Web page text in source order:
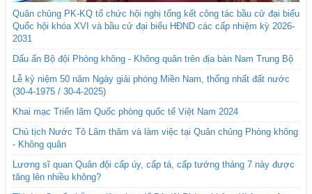
Quân chủng PK-KQ tổ chức hội nghị tổng kết công tác bầu cử đại biểu
Quốc hội khóa XVI và bầu cử đại biểu HĐND các cấp nhiệm kỳ 2026-
2031
Dấu ấn Bộ đội Phòng không - Không quân trên địa bàn Nam Trung Bộ
Lễ kỷ niệm 50 năm Ngày giải phóng Miền Nam, thống nhất đất nước
(30-4-1975 / 30-4-2025)
Khai mạc Triển lãm Quốc phòng quốc tế Việt Nam 2024
Chủ tịch Nước Tô Lâm thăm và làm việc tại Quân chủng Phòng không
- Không quân
Lương sĩ quan Quân đội cấp úy, cấp tá, cấp tướng tháng 7 này được
tăng lên nhiều không?